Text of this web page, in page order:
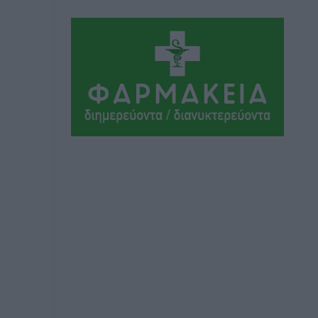
σπουδαίο έργο πολιτισμού για τη Ρόδο,
που σχεδιάσαμε και εξασφαλίσαμε τη
χρηματοδότησή του, γίνεται
Τοπικές Ειδήσεις• πριν 3 ώρες
Στο Α΄ Νεκροταφείο το μνημόσυνο για
τον έναν χρόνο από τον θάνατο της